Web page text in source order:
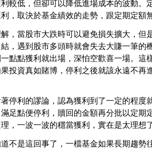
較低，但卻可以降低進場成本的波動。
，取決於基金績效的走勢，跟定期定額
，當股市大跌時可以避免損失擴大，但
，遇到股市多頭時就會失去大賺一筆的
點點獲利就出場，深怕空歡喜一場。這
投資真如賭博，停利之後就該永遠不再
停利的謬論，認為獲利到了一定的程度
足點便停利，贖回的金額再分批以定期
，一波一波的穩當獲利，實在是太理想了
不是這回事了，一檔基金如果長期趨勢